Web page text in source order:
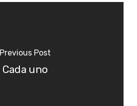
Previous Post
Cada uno